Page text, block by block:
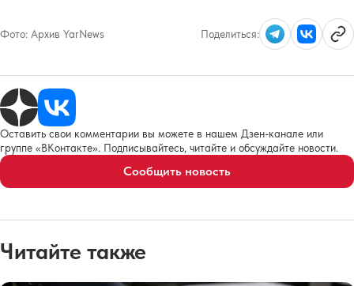
Фото: Архив YarNews Поделиться:
Оставить свои комментарии вы можете в нашем Дзен-канале или
группе «ВКонтакте». Подписывайтесь, читайте и обсуждайте новости.
Сообщить новость
Читайте также